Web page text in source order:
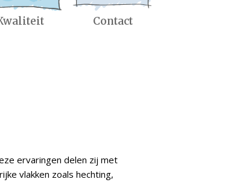
Contact
ervaringen delen zij met
vlakken zoals hechting,